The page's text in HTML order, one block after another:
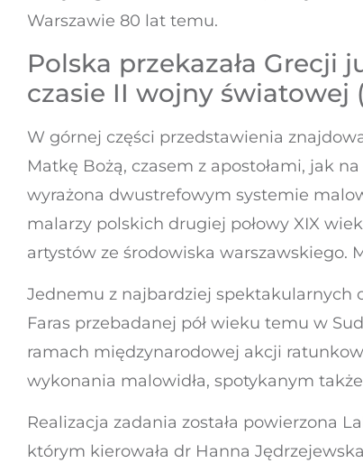
Warszawie 80 lat temu.
Polska przekazała
czasie II wojny światowej
W górnej części przedstawienia
Matkę Bożą, czasem z apostołami, jak
wyrażona dwustrefowym systemie
malarzy polskich drugiej połowy XIX
artystów ze środowiska warszawskiego.
Jednemu z najbardziej spektakularnych
Faras przebadanej pół wieku temu w
ramach międzynarodowej akcji
wykonania malowidła, spotykanym
Realizacja zadania została powierzona
którym kierowała dr Hanna